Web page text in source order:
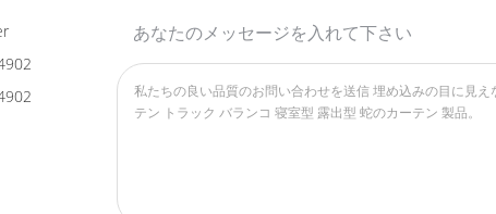
あなたのメッセージを入れて下さい